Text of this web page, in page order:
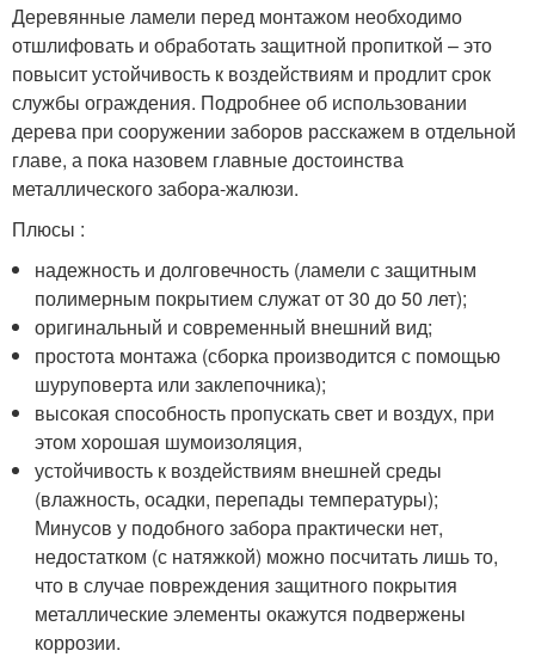
Деревянные ламели перед монтажом необходимо
отшлифовать и обработать защитной пропиткой – это
повысит устойчивость к воздействиям и продлит срок
службы ограждения. Подробнее об использовании
дерева при сооружении заборов расскажем в отдельной
главе, а пока назовем главные достоинства
металлического забора-жалюзи.
Плюсы :
надежность и долговечность (ламели с защитным
полимерным покрытием служат от 30 до 50 лет);
оригинальный и современный внешний вид;
простота монтажа (сборка производится с помощью
шуруповерта или заклепочника);
высокая способность пропускать свет и воздух, при
этом хорошая шумоизоляция,
устойчивость к воздействиям внешней среды
(влажность, осадки, перепады температуры);
Минусов у подобного забора практически нет,
недостатком (с натяжкой) можно посчитать лишь то,
что в случае повреждения защитного покрытия
металлические элементы окажутся подвержены
коррозии.